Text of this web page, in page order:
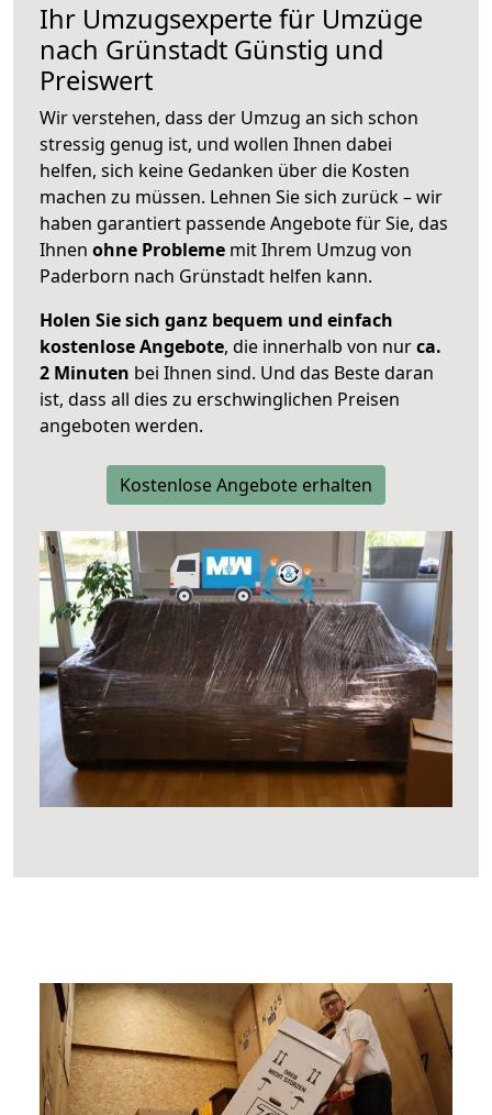
Ihr Umzugsexperte für Umzüge
nach Grünstadt Günstig und
Preiswert
Wir verstehen, dass der Umzug an sich schon
stressig genug ist, und wollen Ihnen dabei
helfen, sich keine Gedanken über die Kosten
machen zu müssen. Lehnen Sie sich zurück – wir
haben garantiert passende Angebote für Sie, das
Ihnen ohne Probleme mit Ihrem Umzug von
Paderborn nach Grünstadt helfen kann.
Holen Sie sich ganz bequem und einfach
kostenlose Angebote, die innerhalb von nurca.
2 Minuten bei Ihnen sind. Und das Beste daran
ist, dass all dies zu erschwinglichen Preisen
angeboten werden.
Kostenlose Angebote erhalten